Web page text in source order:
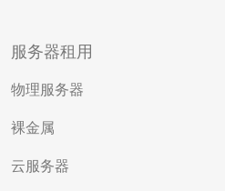
服务器租用
物理服务器
裸金属
云服务器